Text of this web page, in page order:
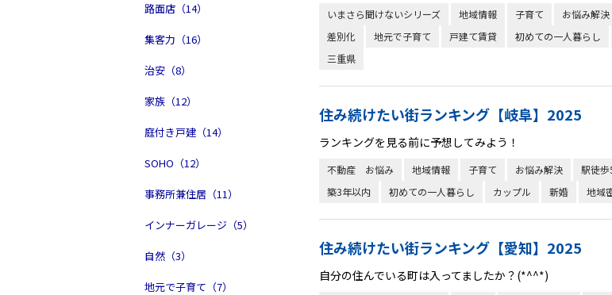
路面店（14）
集客力（16）
治安（8）
家族（12）
庭付き戸建（14）
SOHO（12）
事務所兼住居（11）
インナーガレージ（5）
自然（3）
地元で子育て（7）
いまさら聞けないシリーズ 地域情報 子育て お悩み解決
差別化
地元で子育て 戸建て賃貸 初めての一人暮らし
三重県
住み続けたい街ランキング【岐阜】2025
ランキングを見る前に予想してみよう！
不動産 お悩み 地域情報 子育て お悩み解決 駅徒
築3年以内
初めての一人暮らし カップル 新婚 地域
住み続けたい街ランキング【愛知】2025
自分の住んでいる町は入ってましたか？(*^^*)